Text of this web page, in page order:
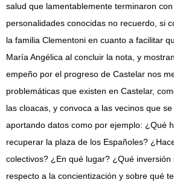
salud que lamentablemente terminaron
personalidades conocidas no recuerdo, si
la familia Clementoni en cuanto a facilitar
María Angélica al concluir la nota, y
empeño por el progreso de Castelar nos
problemáticas que existen en Castelar,
las cloacas, y convoca a las vecinos que
aportando datos como por ejemplo: ¿Qué
recuperar la plaza de los Españoles?
colectivos? ¿En qué lugar? ¿Qué
respecto a la concientización y sobre qué